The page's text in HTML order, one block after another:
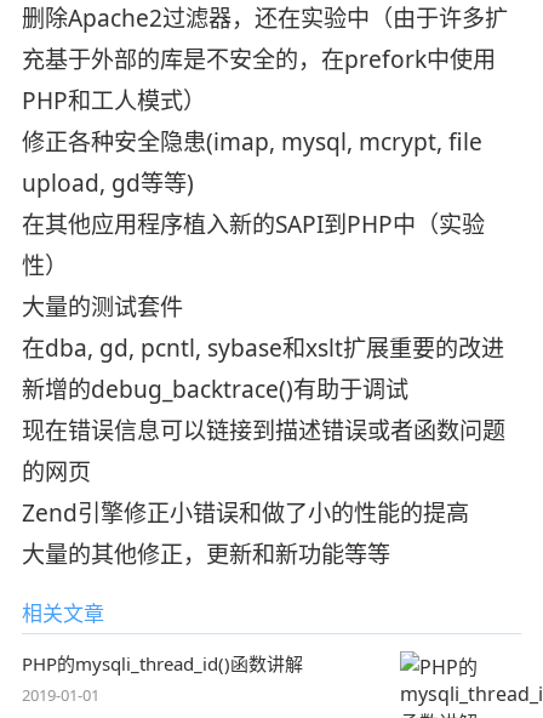
删除Apache2过滤器，还在实验中（由于许多扩
充基于外部的库是不安全的，在prefork中使用
PHP和工人模式）
修正各种安全隐患(imap, mysql, mcrypt, file
upload, gd等等)
在其他应用程序植入新的SAPI到PHP中（实验
性）
大量的测试套件
在dba, gd, pcntl, sybase和xslt扩展重要的改进
新增的debug_backtrace()有助于调试
现在错误信息可以链接到描述错误或者函数问题
的网页
Zend引擎修正小错误和做了小的性能的提高
大量的其他修正，更新和新功能等等
相关文章
PHP的mysqli_thread_id()函数讲解
2019-01-01